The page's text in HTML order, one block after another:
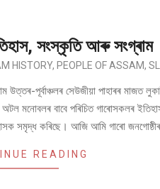
সংস্কৃতি আৰু সংগ্ৰাম
HISTORY, PEOPLE OF ASSAM,
পূৰ্বাঞ্চলৰ সেউজীয়া পাহাৰৰ মাজত
বাবে পৰিচিত গাৰোসকলৰ
সমৃদ্ধ কৰিছে। আজি আমি গাৰো
READING